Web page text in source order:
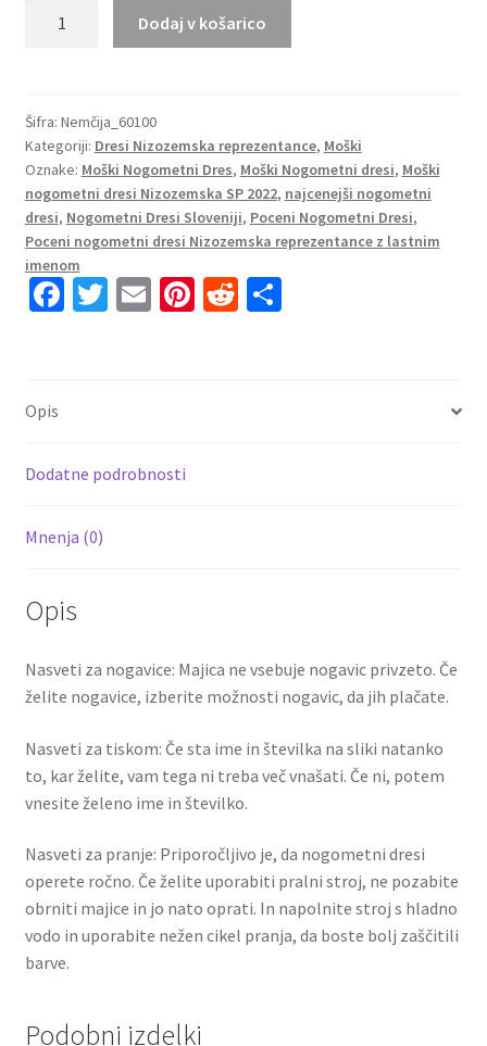
Gostujoči
SP
2022
Kratek
Rokav
+
Kratke
hlače
količina
Dodaj v košarico
Šifra: Nemčija_60100
Kategoriji: Dresi Nizozemska reprezentance, Moški
Oznake: Moški Nogometni Dres, Moški Nogometni dresi, Moški
nogometni dresi Nizozemska SP 2022, najcenejši nogometni
dresi, Nogometni Dresi Sloveniji, Poceni Nogometni Dresi,
Poceni nogometni dresi Nizozemska reprezentance z lastnim
imenom
Fa
k
T E Pi R S
Opis
Dodatne podrobnosti
Mnenja (0)
Opis
Nasveti za nogavice: Majica ne vsebuje nogavic privzeto. Če
želite nogavice, izberite možnosti nogavic, da jih plačate.
Nasveti za tiskom: Če sta ime in številka na sliki natanko
to, kar želite, vam tega ni treba več vnašati. Če ni, potem
vnesite želeno ime in številko.
Nasveti za pranje: Priporočljivo je, da nogometni dresi
operete ročno. Če želite uporabiti pralni stroj, ne pozabite
obrniti majice in jo nato oprati. In napolnite stroj s hladno
vodo in uporabite nežen cikel pranja, da boste bolj zaščitili
barve.
Podobni izdelki